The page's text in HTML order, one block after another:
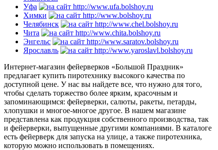
Уфа
Химки
Челябинск
Чита
Энгельс
Ярославль
Интернет-магазин фейерверков «Большой Праздник»
предлагает купить пиротехнику высокого качества по
доступной цене. У нас вы найдете все, что нужно для того,
чтобы сделать торжество более ярким, красочным и
запоминающимся: фейерверки, салюты, ракеты, петарды,
хлопушки и многое-многое другое. В нашем магазине
представлена как продукция собственного производства, так
и фейерверки, выпущенные другими компаниями. В каталоге
есть фейерверк для запуска на улице, а также пиротехника,
которую можно использовать в помещениях.